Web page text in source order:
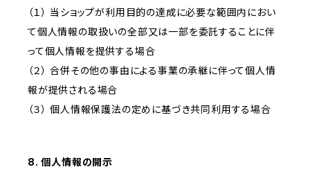
（１） 当ショップが利用目的の達成に必要な範囲内におい
て個人情報の取扱いの全部又は一部を委託することに伴
って個人情報を提供する場合
（２） 合併その他の事由による事業の承継に伴って個人情
報が提供される場合
（３） 個人情報保護法の定めに基づき共同利用する場合
8. 個人情報の開示